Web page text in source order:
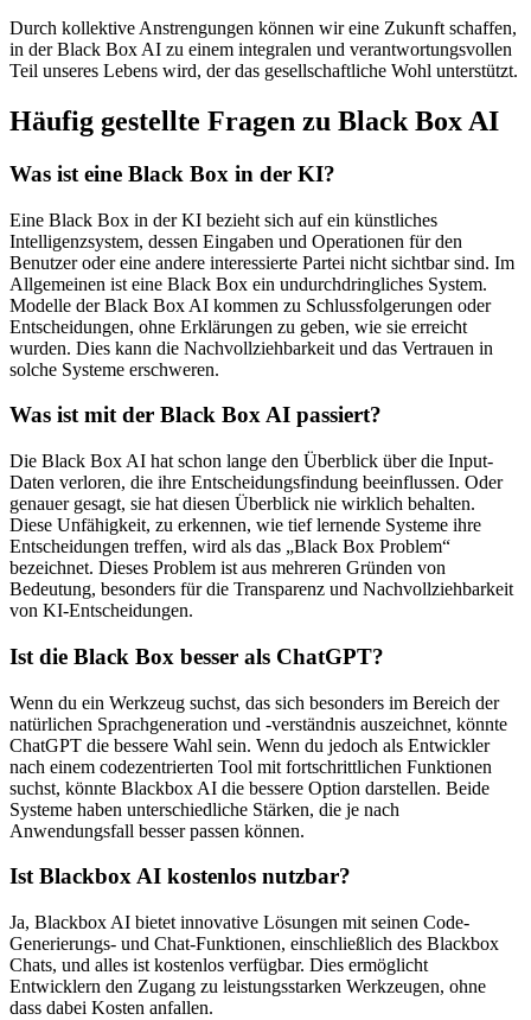
Durch kollektive Anstrengungen können wir eine Zukunft schaffen,
in der Black Box AI zu einem integralen und verantwortungsvollen
Teil unseres Lebens wird, der das gesellschaftliche Wohl unterstützt.
Häufig gestellte Fragen zu Black Box AI
Was ist eine Black Box in der KI?
Eine Black Box in der KI bezieht sich auf ein künstliches
Intelligenzsystem, dessen Eingaben und Operationen für den
Benutzer oder eine andere interessierte Partei nicht sichtbar sind. Im
Allgemeinen ist eine Black Box ein undurchdringliches System.
Modelle der Black Box AI kommen zu Schlussfolgerungen oder
Entscheidungen, ohne Erklärungen zu geben, wie sie erreicht
wurden. Dies kann die Nachvollziehbarkeit und das Vertrauen in
solche Systeme erschweren.
Was ist mit der Black Box AI passiert?
Die Black Box AI hat schon lange den Überblick über die Input-
Daten verloren, die ihre Entscheidungsfindung beeinflussen. Oder
genauer gesagt, sie hat diesen Überblick nie wirklich behalten.
Diese Unfähigkeit, zu erkennen, wie tief lernende Systeme ihre
Entscheidungen treffen, wird als das „Black Box Problem“
bezeichnet. Dieses Problem ist aus mehreren Gründen von
Bedeutung, besonders für die Transparenz und Nachvollziehbarkeit
von KI-Entscheidungen.
Ist die Black Box besser als ChatGPT?
Wenn du ein Werkzeug suchst, das sich besonders im Bereich der
natürlichen Sprachgeneration und -verständnis auszeichnet, könnte
ChatGPT die bessere Wahl sein. Wenn du jedoch als Entwickler
nach einem codezentrierten Tool mit fortschrittlichen Funktionen
suchst, könnte Blackbox AI die bessere Option darstellen. Beide
Systeme haben unterschiedliche Stärken, die je nach
Anwendungsfall besser passen können.
Ist Blackbox AI kostenlos nutzbar?
Ja, Blackbox AI bietet innovative Lösungen mit seinen Code-
Generierungs- und Chat-Funktionen, einschließlich des Blackbox
Chats, und alles ist kostenlos verfügbar. Dies ermöglicht
Entwicklern den Zugang zu leistungsstarken Werkzeugen, ohne
dass dabei Kosten anfallen.